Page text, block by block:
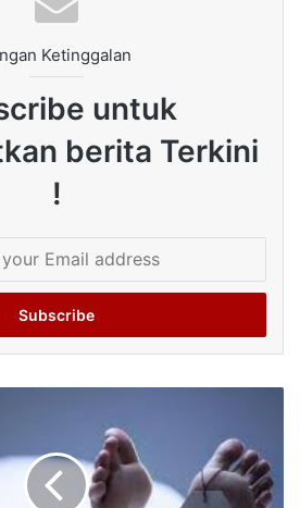
Ketinggalan
untuk
berita Terkini
!